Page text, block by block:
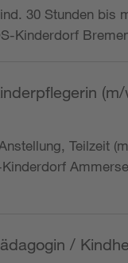
30 Stunden bis
Kinderdorf
Teilzeit
/